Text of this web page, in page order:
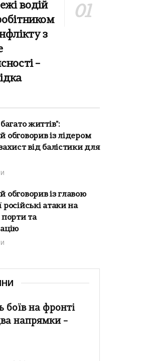
водій
з
–
життів":
обговорив із лідером
від балістики для
обговорив із главою
атаки на
порти та
боїв на фронті
напрямки –